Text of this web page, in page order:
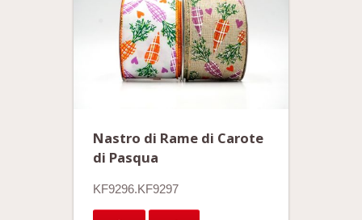
Nastro di Rame di Carote
di Pasqua
KF9296.KF9297